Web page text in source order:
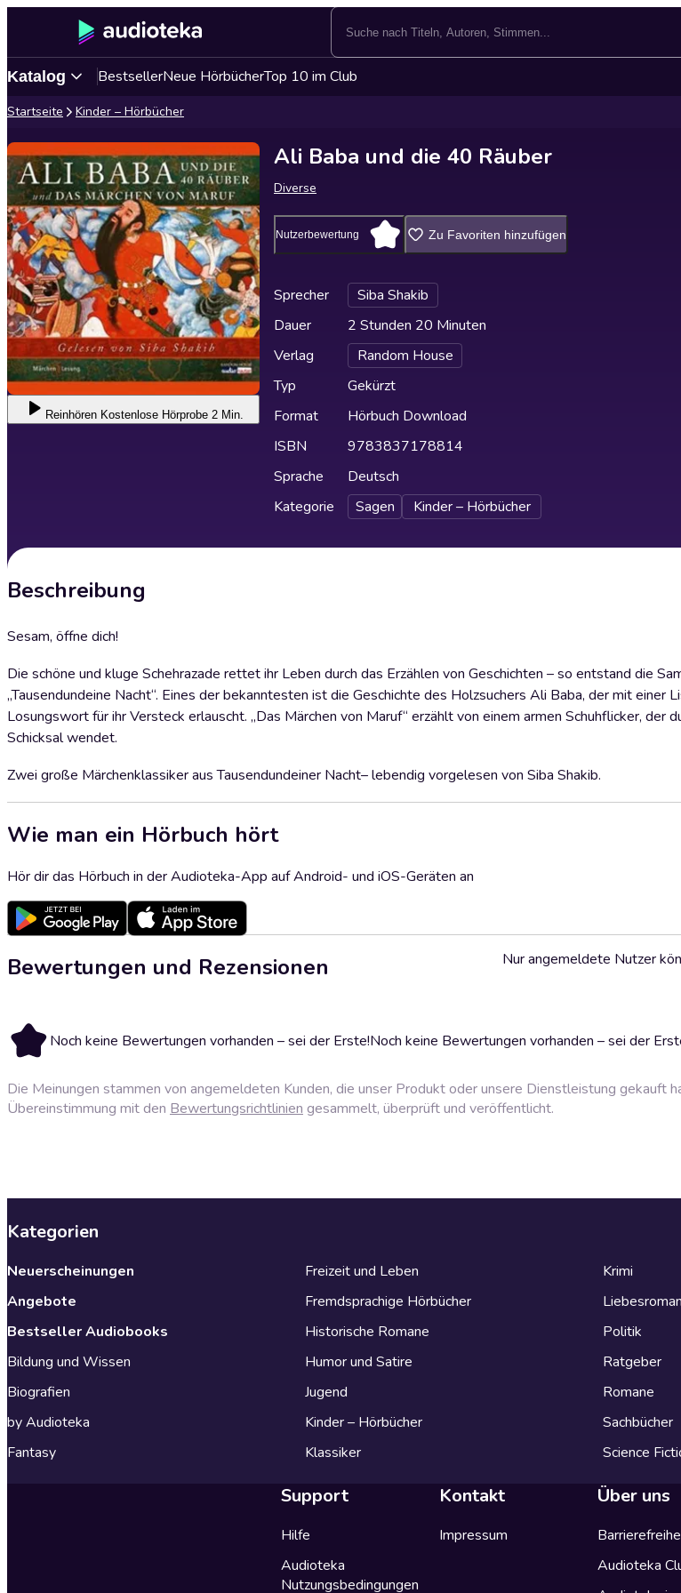
Katalog BestsellerNeue HörbücherTop 10 im Club
Startseite Kinder – Hörbücher
Reinhören Kostenlose Hörprobe 2 Min.
Ali Baba und die 40 Räuber
Diverse
Nutzerbewertung Zu Favoriten hinzufügen
Sprecher
Siba Shakib
Dauer
2 Stunden 20 Minuten
Verlag
Random House
Typ
Gekürzt
Format
Hörbuch Download
ISBN
9783837178814
Sprache
Deutsch
Kategorie
Sagen Kinder – Hörbücher
Beschreibung
Sesam, öffne dich!
Die schöne und kluge Schehrazade rettet ihr Leben durch das Erzählen von Geschichten – so entstand die
„Tausendundeine Nacht“. Eines der bekanntesten ist die Geschichte des Holzsuchers Ali Baba, der mit einer
Losungswort für ihr Versteck erlauscht. „Das Märchen von Maruf“ erzählt von einem armen Schuhflicker, der
Schicksal wendet.
Zwei große Märchenklassiker aus Tausendundeiner Nacht– lebendig vorgelesen von Siba Shakib.
Wie man ein Hörbuch hört
Hör dir das Hörbuch in der Audioteka-App auf Android- und iOS-Geräten an
Bewertungen und Rezensionen
Noch keine Bewertungen vorhanden – sei der Erste!Noch keine Bewertungen vorhanden – sei der
Nur angemeldete Nutzer
Die Meinungen stammen von angemeldeten Kunden, die unser Produkt oder unsere Dienstleistung gekauft
Übereinstimmung mit den Bewertungsrichtlinien gesammelt, überprüft und veröffentlicht.
Kategorien
Neuerscheinungen
Angebote
Bestseller Audiobooks
Bildung und Wissen
Biografien
by Audioteka
Fantasy
Freizeit und Leben
Fremdsprachige Hörbücher
Historische Romane
Humor und Satire
Jugend
Kinder – Hörbücher
Klassiker
Krimi
Politik
Ratgeber
Romane
Sachbücher
Science
Support
Hilfe
Audioteka
Nutzungsbedingungen
Kontakt
Impressum
Über uns
Audioteka